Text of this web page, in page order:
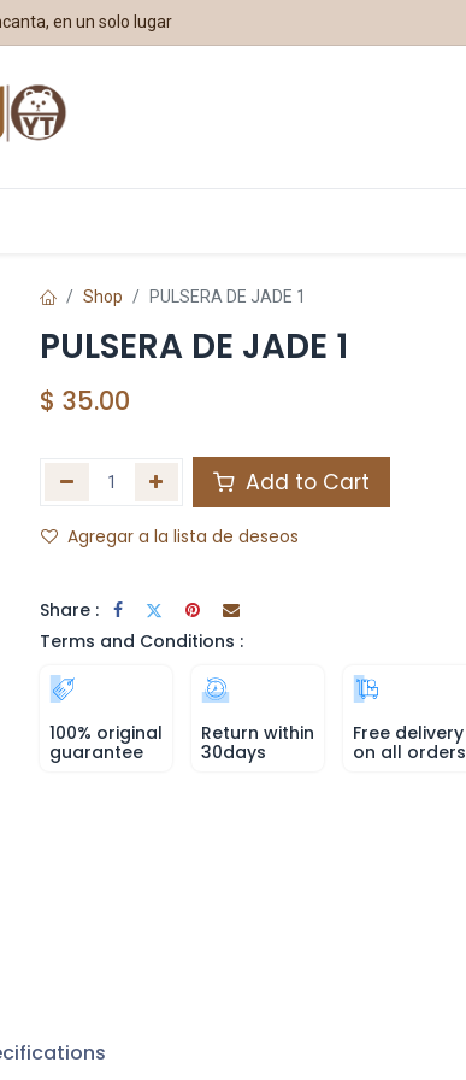
en un solo lugar
Shop PULSERA DE JADE 1
PULSERA DE JADE 1
$ 35.00
Add to Cart
Agregar a la lista de deseos
Share :
Terms and Conditions :
100% original
guarantee
Return within
30days
Free delivery
on all orders